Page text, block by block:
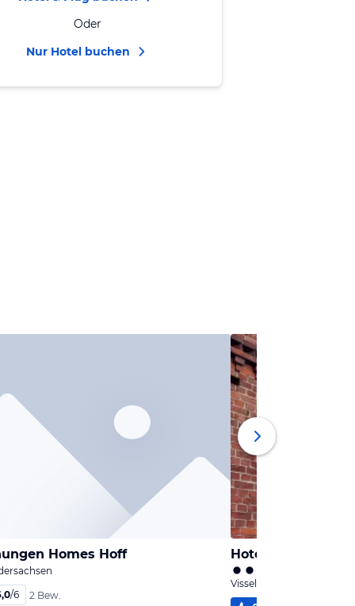
Oder
Nur Hotel buchen
Homes Hoff
/6 2 Bew.
Hotel Jeddinger
Visselhövede,